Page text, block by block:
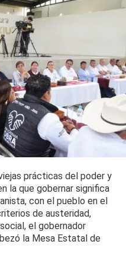
prácticas del poder y
la que gobernar significa
con el pueblo en el
de austeridad,
el gobernador
la Mesa Estatal de